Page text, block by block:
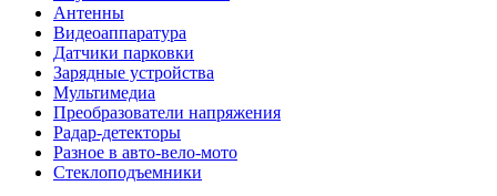
Антенны
Видеоаппаратура
Датчики парковки
Зарядные устройства
Мультимедиа
Преобразователи напряжения
Радар-детекторы
Разное в авто-вело-мото
Стеклоподъемники